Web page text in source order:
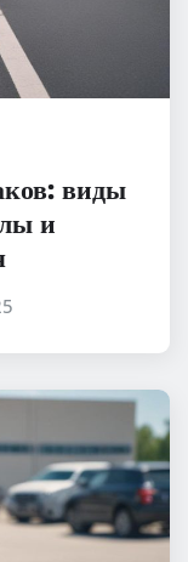
виды
и